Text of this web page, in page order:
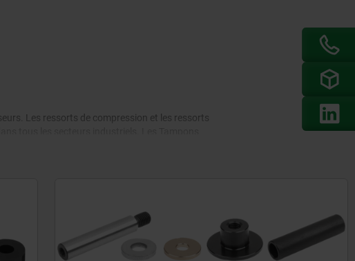
Les ressorts de compression et les ressorts
tous types de machines et d'équipements. Les vérins